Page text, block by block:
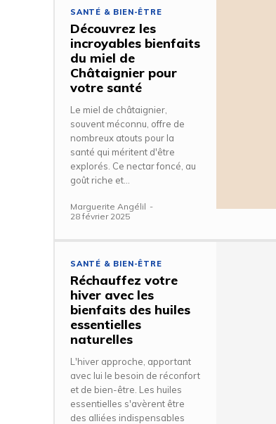
SANTÉ & BIEN-ÊTRE
Découvrez les
incroyables bienfaits
du miel de
Châtaignier pour
votre santé
Le miel de châtaignier,
souvent méconnu, offre de
nombreux atouts pour la
santé qui méritent d'être
explorés. Ce nectar foncé, au
goût riche et...
Marguerite Angélil -
28 février 2025
SANTÉ & BIEN-ÊTRE
Réchauffez votre
hiver avec les
bienfaits des huiles
essentielles
naturelles
L'hiver approche, apportant
avec lui le besoin de réconfort
et de bien-être. Les huiles
essentielles s'avèrent être
des alliées indispensables